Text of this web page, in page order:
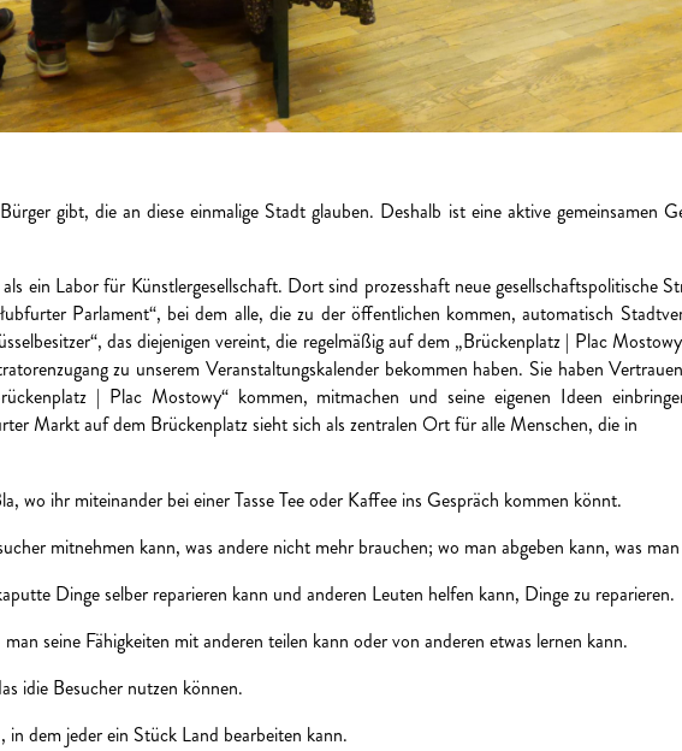
gibt, die an diese einmalige Stadt glauben. Deshalb ist eine aktive gemeinsamen
ein Labor für Künstlergesellschaft. Dort sind prozesshaft neue gesellschaftspolitische
Parlament“, bei dem alle, die zu der öffentlichen kommen, automatisch
das diejenigen vereint, die regelmäßig auf dem „Brückenplatz | Plac
zu unserem Veranstaltungskalender bekommen haben. Sie haben
| Plac Mostowy“ kommen, mitmachen und seine eigenen Ideen
Markt auf dem Brückenplatz sieht sich als zentralen Ort für alle Menschen, die in
wo ihr miteinander bei einer Tasse Tee oder Kaffee ins Gespräch kommen könnt.
mitnehmen kann, was andere nicht mehr brauchen; wo man abgeben kann, was
Dinge selber reparieren kann und anderen Leuten helfen kann, Dinge zu reparieren.
seine Fähigkeiten mit anderen teilen kann oder von anderen etwas lernen kann.
idie Besucher nutzen können.
dem jeder ein Stück Land bearbeiten kann.